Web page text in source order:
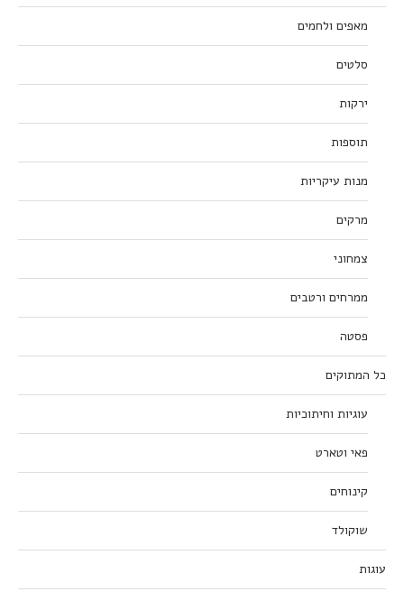
מאפים ולחמים
סלטים
ירקות
תוספות
מנות עיקריות
מרקים
צמחוני
ממרחים ורטבים
פסטה
כל המתוקים
עוגיות וחיתוכיות
פאי וטארט
קינוחים
שוקולד
עוגות